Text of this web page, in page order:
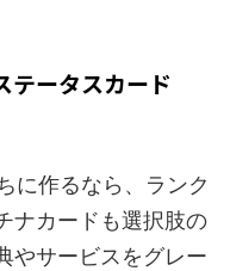
テータスカード
に作るなら、ランク
ナカードも選択肢の
やサービスをグレー